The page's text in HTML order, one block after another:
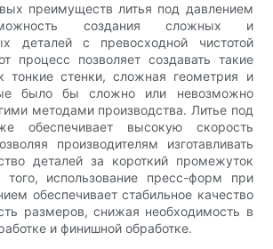
преимуществ литья под давлением
создания сложных и
деталей с превосходной чистотой
процесс позволяет создавать такие
тонкие стенки, сложная геометрия и
было бы сложно или невозможно
методами производства. Литье под
обеспечивает высокую скорость
производителям изготавливать
деталей за короткий промежуток
использование пресс-форм при
обеспечивает стабильное качество
размеров, снижая необходимость в
и финишной обработке.